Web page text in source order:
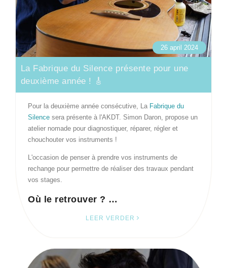
26 april 2024
La Fabrique du Silence présente pour une
deuxième année ! 🎸
Pour la deuxième année consécutive, La Fabrique du
Silence sera présente à l'AKDT. Simon Daron, propose un
atelier nomade pour diagnostiquer, réparer, régler et
chouchouter vos instruments !
L'occasion de penser à prendre vos instruments de
rechange pour permettre de réaliser des travaux pendant
vos stages.
Où le retrouver ? …
LEER VERDER